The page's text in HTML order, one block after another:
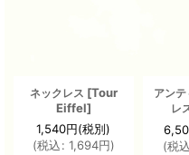
ネックレス [Tour
Eiffel]
1,540円(税別)
(税込: 1,694円)
アン
レ
(税込